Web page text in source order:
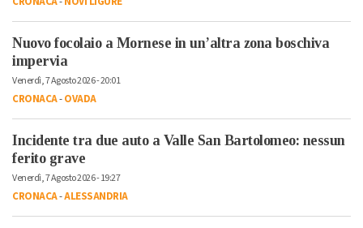
Nuovo focolaio a Mornese in un’altra zona boschiva
impervia
Venerdì, 7 Agosto 2026 - 20:01
CRONACA-OVADA
Incidente tra due auto a Valle San Bartolomeo: nessun
ferito grave
Venerdì, 7 Agosto 2026 - 19:27
CRONACA-ALESSANDRIA